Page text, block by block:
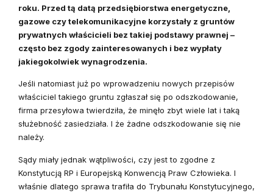
roku. Przed tą datą przedsiębiorstwa energetyczne,
gazowe czy telekomunikacyjne korzystały z gruntów
prywatnych właścicieli bez takiej podstawy prawnej –
często bez zgody zainteresowanych i bez wypłaty
jakiegokolwiek wynagrodzenia.
Jeśli natomiast już po wprowadzeniu nowych przepisów
właściciel takiego gruntu zgłaszał się po odszkodowanie,
firma przesyłowa twierdziła, że minęło zbyt wiele lat i taką
służebność zasiedziała. I że żadne odszkodowanie się nie
należy.
Sądy miały jednak wątpliwości, czy jest to zgodne z
Konstytucją RP i Europejską Konwencją Praw Człowieka. I
właśnie dlatego sprawa trafiła do Trybunału Konstytucyjnego,